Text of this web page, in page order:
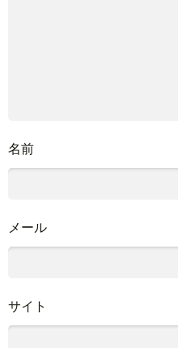
名前
メール
サイト